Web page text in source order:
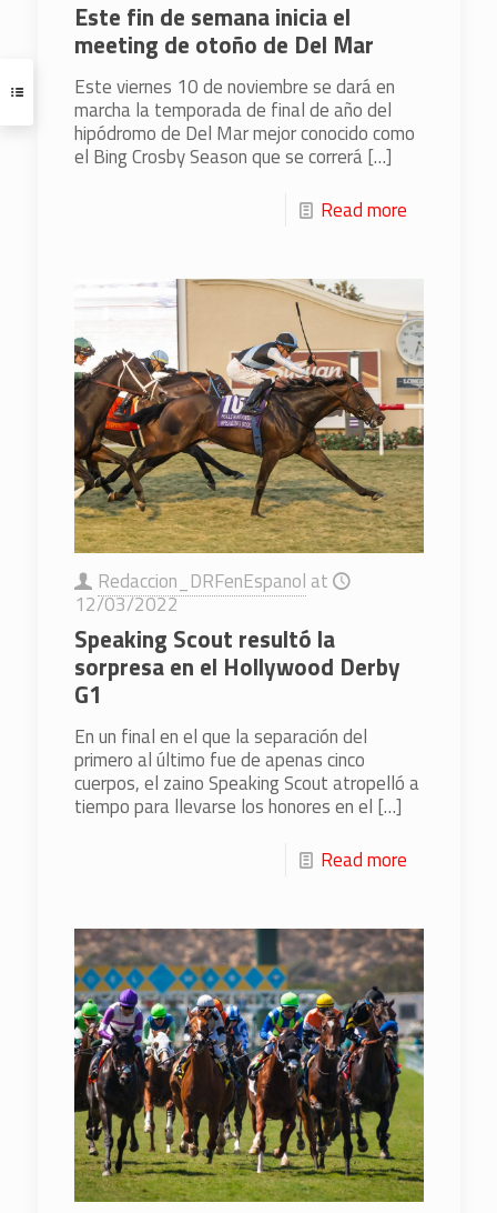
Este fin de semana inicia el
meeting de otoño de Del Mar
Este viernes 10 de noviembre se dará en
marcha la temporada de final de año del
hipódromo de Del Mar mejor conocido como
el Bing Crosby Season que se correrá[…]
Read more
Redaccion_DRFenEspanol at
12/03/2022
Speaking Scout resultó la
sorpresa en el Hollywood Derby
G1
En un final en el que la separación del
primero al último fue de apenas cinco
cuerpos, el zaino Speaking Scout atropelló a
tiempo para llevarse los honores en el […]
Read more